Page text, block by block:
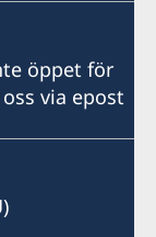
öppet för
via epost